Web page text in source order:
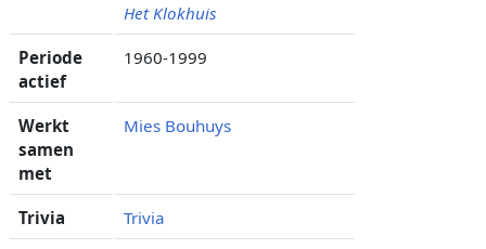
Het Klokhuis
Periode
actief
1960-1999
Werkt
samen
met
Mies Bouhuys
Trivia Trivia